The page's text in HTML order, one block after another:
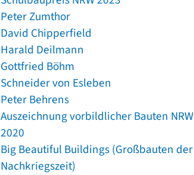
Peter Zumthor
David Chipperfield
Harald Deilmann
Gottfried Böhm
Schneider von Esleben
Peter Behrens
Auszeichnung vorbildlicher Bauten NRW
2020
Big Beautiful Buildings (Großbauten der
Nachkriegszeit)